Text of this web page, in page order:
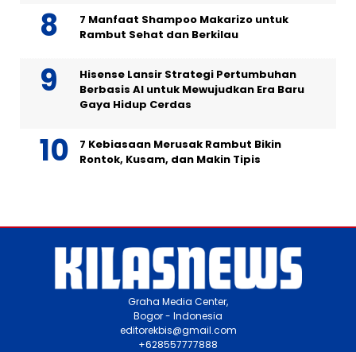
7 Manfaat Shampoo Makarizo untuk
Rambut Sehat dan Berkilau
Hisense Lansir Strategi Pertumbuhan
Berbasis AI untuk Mewujudkan Era Baru
Gaya Hidup Cerdas
7 Kebiasaan Merusak Rambut Bikin
Rontok, Kusam, dan Makin Tipis
Graha Media Center,
Bogor - Indonesia
editorekbis@gmail.com
+628557777888